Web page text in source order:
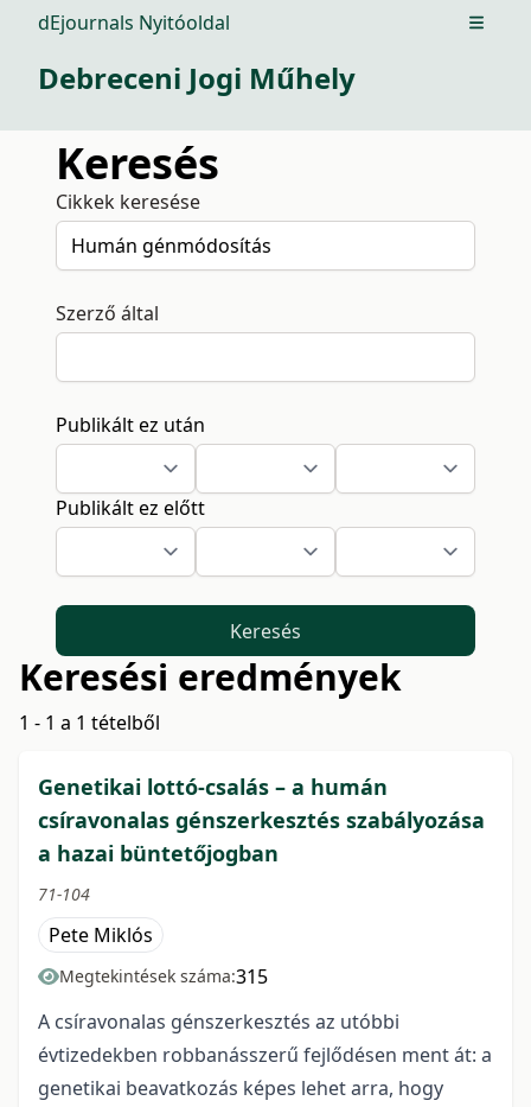
dEjournals Nyitóoldal Open
Debreceni Jogi Műhely
Keresés
Cikkek keresése
Szerző által
Publikált ez után
Publikált ez előtt
Keresés
Keresési eredmények
1 - 1 a 1 tételből
Genetikai lottó-csalás – a humán
csíravonalas génszerkesztés szabályozása
a hazai büntetőjogban
71-104
Pete Miklós
Megtekintések száma:315
A csíravonalas génszerkesztés az utóbbi
évtizedekben robbanásszerű fejlődésen ment át: a
genetikai beavatkozás képes lehet arra, hogy